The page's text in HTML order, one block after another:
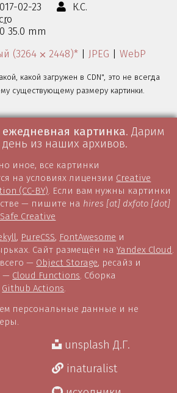
02-23
К.С.
35.0 mm
(3264 ⨉ 2448)* | JPEG | WebP
какой загружен в CDN", это не всегда
существующему размеру картинки.
картинка. Дарим
день из наших архивов.
иное, все картинки
на условиях лицензии Creative
(CC-BY) . Если вам нужны картинки
— пишите на hires [at] dxfoto [dot]
Creative
, PureCSS, FontAwesome и
Сайт размещён наYandex Cloud
— Object Storage, ресайз и
— Cloud Functions . Сборка
Github Actions
персональные данные и не
unsplash Д.Г.
inaturalist